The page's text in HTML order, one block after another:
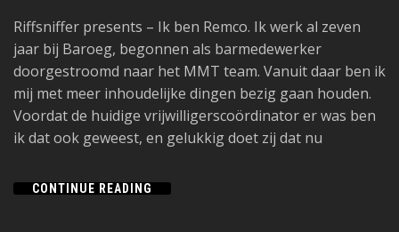
Riffsniffer presents – Ik ben Remco. Ik werk al zeven
jaar bij Baroeg, begonnen als barmedewerker
doorgestroomd naar het MMT team. Vanuit daar ben ik
mij met meer inhoudelijke dingen bezig gaan houden.
Voordat de huidige vrijwilligerscoördinator er was ben
ik dat ook geweest, en gelukkig doet zij dat nu
CONTINUE READING